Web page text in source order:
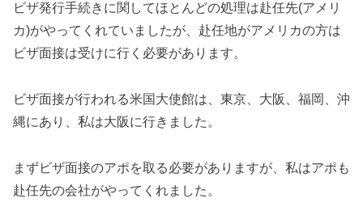
ビザ発行手続きに関してほとんどの処理は赴任先(アメリ
カ)がやってくれていましたが、赴任地がアメリカの方は
ビザ面接は受けに行く必要があります。
ビザ面接が行われる米国大使館は、東京、大阪、福岡、沖
縄にあり、私は大阪に行きました。
まずビザ面接のアポを取る必要がありますが、私はアポも
赴任先の会社がやってくれました。